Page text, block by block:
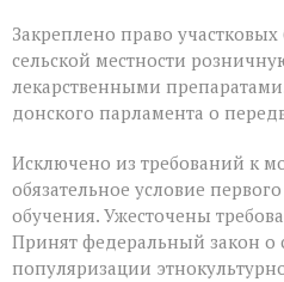
Закреплено право
сельской местности
лекарственными
донского парламента о
Исключено из требований к
обязательное условие
обучения. Ужесточены
Принят федеральный закон о
популяризации